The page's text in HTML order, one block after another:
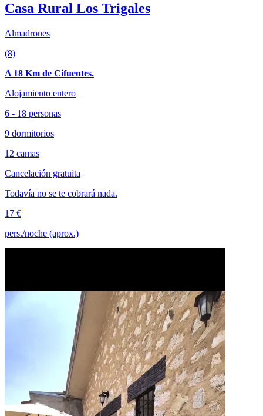
Casa Rural Los Trigales
Almadrones
(8)
A 18 Km de Cifuentes.
Alojamiento entero
6 - 18 personas
9 dormitorios
12 camas
Cancelación gratuita
Todavía no se te cobrará nada.
17 €
pers./noche (aprox.)